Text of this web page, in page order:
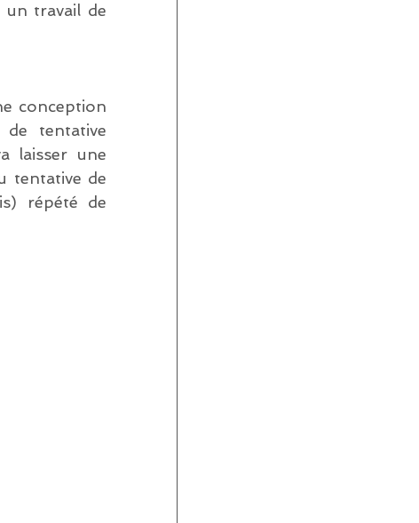
travail de
conception
tentative
laisser une
tentative de
répété de